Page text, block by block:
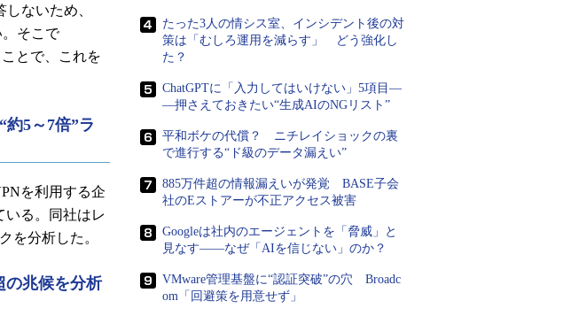
ないため、
そこで
とで、これを
5～7倍”ラ
を利用する企
いる。同社はレ
を分析した。
の兆候を分析
たった3人の情シス室、インシデント後の対
策は「むしろ運用を減らす」 どう強化し
た？
ChatGPTに「入力してはいけない」5項目―
―押さえておきたい“生成AIのNGリスト”
平和ボケの代償？ ニチレイショックの裏
で進行する“ド級のデータ漏えい”
885万件超の情報漏えいが発覚 BASE子会
社のEストアーが不正アクセス被害
Googleは社内のエージェントを「脅威」と
見なす――なぜ「AIを信じない」のか？
VMware管理基盤に“認証突破”の穴 Broadc
om「回避策を用意せず」